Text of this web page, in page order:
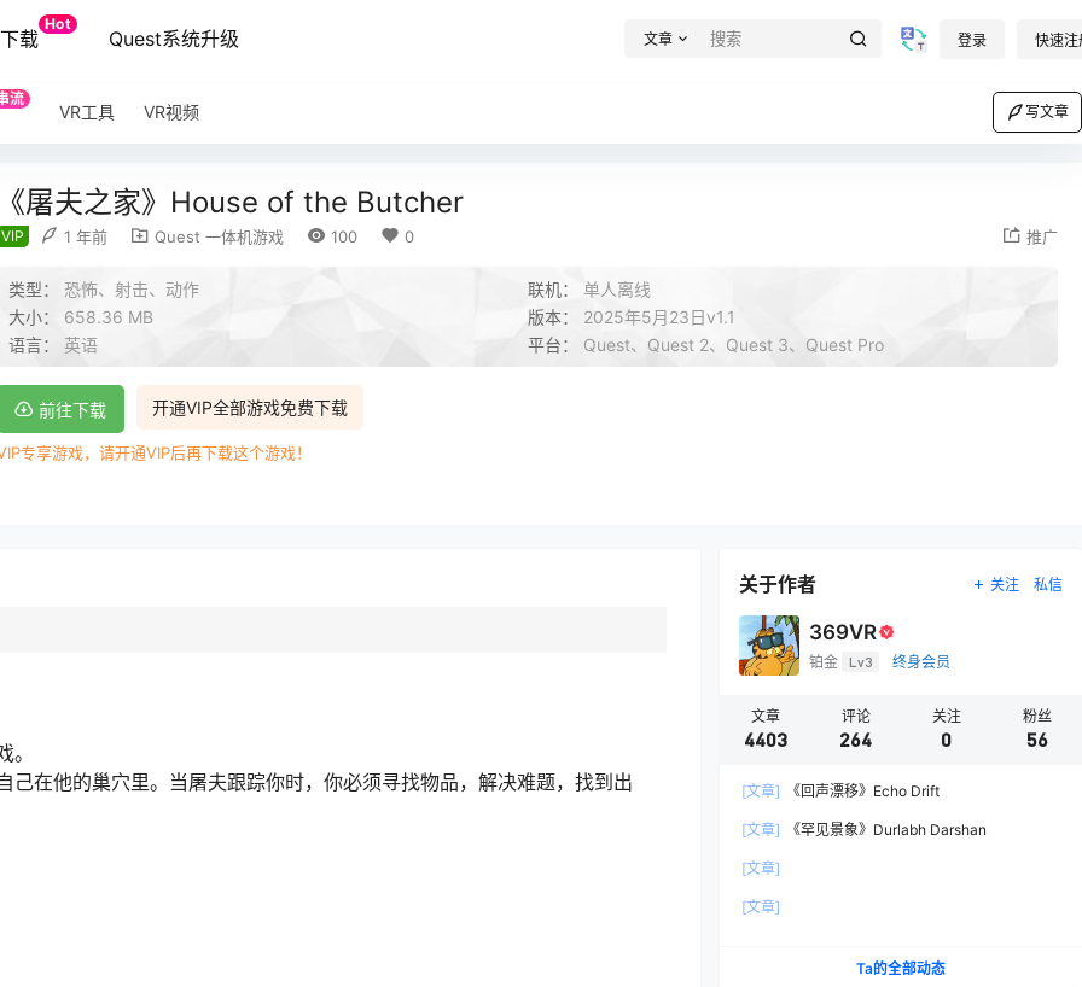
载
Hot
Quest系统升级 文章 登录 快速注
流
VR工具 VR视频 写文章
屠夫之家》House of the Butcher
VIP 1 年前 Quest 一体机游戏 100 0 推广
类型： 恐怖、射击、动作 联机： 单人离线
大小： 658.36 MB 版本： 2025年5月23日v1.1
语言： 英语 平台： Quest、Quest 2、Quest 3、Quest Pro
开通VIP全部游戏免费下载
前往下载
专享游戏，请开通VIP后再下载这个游戏！
在他的巢穴里。当屠夫跟踪你时，你必须寻找物品，解决难题，找到出
关于作者 关注 私信
369VR
铂金 Lv3 终身会员
文章
4403
评论
264
关注
0
粉丝
56
[文章] 《回声漂移》Echo Drift
[文章] 《罕见景象》Durlabh Darshan
[文章]
[文章]
Ta的全部动态